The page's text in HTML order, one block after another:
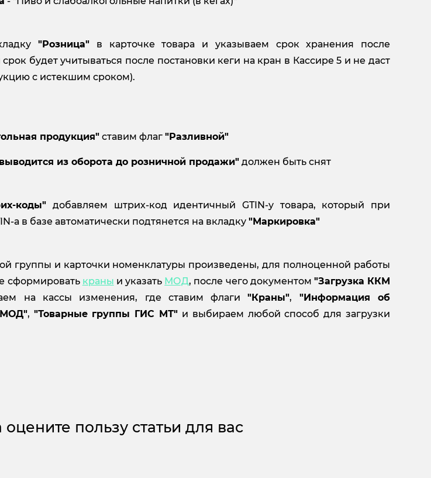
"Розница" в карточке товара и указываем срок хранения после
будет учитываться после постановки кеги на кран в Кассире 5 и не даст
с истекшим сроком).
продукция" ставим флаг "Разливной"
из оборота до розничной продажи" должен быть снят
коды" добавляем штрих-код идентичный GTIN-у товара, который при
а в базе автоматически подтянется на вкладку "Маркировка"
группы и карточки номенклатуры произведены, для полноценной работы
сформировать краны и указать МОД, после чего документом "Загрузка ККМ
на кассы изменения, где ставим флаги"Краны", "Информация об
МОД", "Товарные группы ГИС МТ" и выбираем любой способ для загрузки
пользу статьи для вас